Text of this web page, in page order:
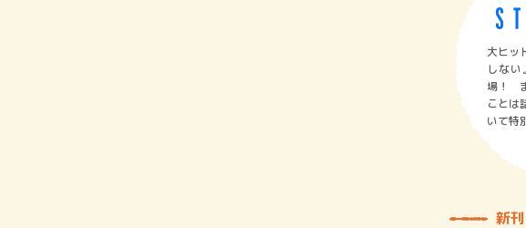
大ヒッ
しな
場！
ことは
いて特
新